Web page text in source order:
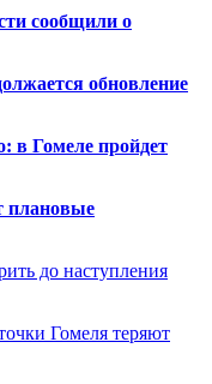
сообщили о
обновление
в Гомеле пройдет
плановые
до наступления
Гомеля теряют